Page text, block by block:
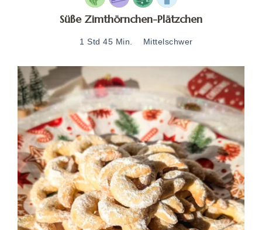
Süße Zimthörnchen-Plätzchen
1 Std 45 Min. Mittelschwer